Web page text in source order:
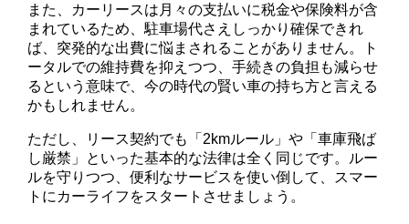
また、カーリースは月々の支払いに税金や保険料が含
まれているため、駐車場代さえしっかり確保できれ
ば、突発的な出費に悩まされることがありません。ト
ータルでの維持費を抑えつつ、手続きの負担も減らせ
るという意味で、今の時代の賢い車の持ち方と言える
かもしれません。
ただし、リース契約でも「2kmルール」や「車庫飛ば
し厳禁」といった基本的な法律は全く同じです。ルー
ルを守りつつ、便利なサービスを使い倒して、スマー
トにカーライフをスタートさせましょう。